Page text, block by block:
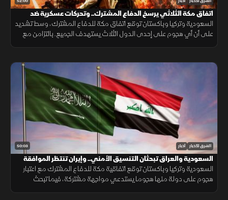
اتفاق مكة الثلاثي يرسخ الدفاع المشترك.. وتحركات عسكرية ضد
الحوثيين
السعودية وتركيا وباكستان توقع اتفاق مكة للدفاع المشترك، وسط تشديد
على أن أي هجوم على إحدى الدول الثلاث يستهدف الجميع. بالتزامن مع
50:03 الشرق للأخبار أخبار
السعودية والعراق تبحثان التنسيق الأمني.. وإيران تنتظر الموافقة
على اتفاق "هرمز"
السعودية وتركيا وباكستان توقع اتفاقية مكة للدفاع المشترك مع اعتبار
هجوم على دولة منها هجوما يستدعي مواجهة مشتركة، فيما تبحث